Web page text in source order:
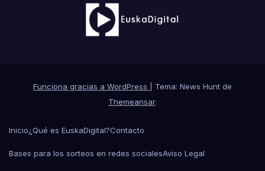
Funciona gracias a WordPress
Tema: News Hunt de
Themeansar.
Inicio¿Qué es EuskaDigital?Contacto
Bases para los sorteos en redes socialesAviso Legal